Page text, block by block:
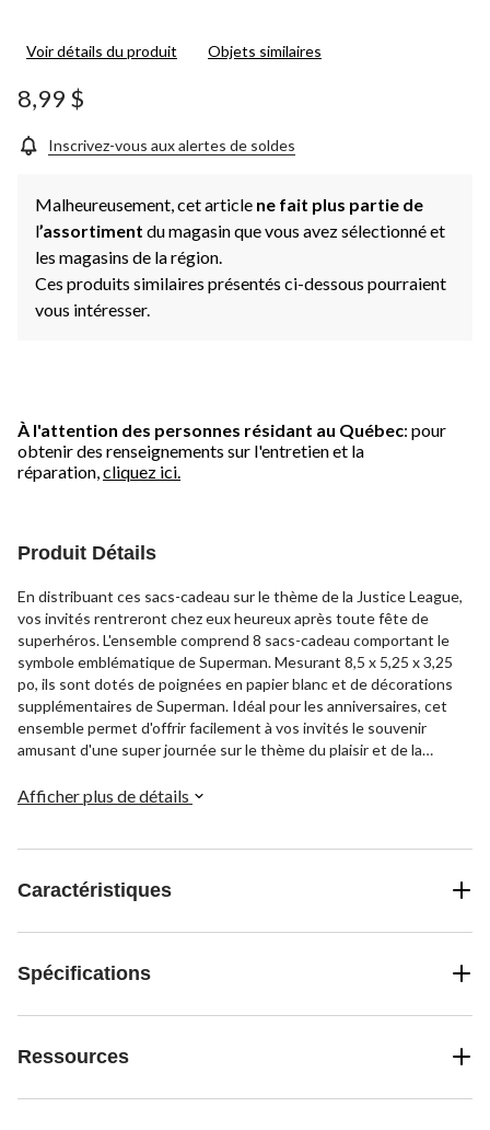
Voir détails du produit Objets similaires
8,99 $
Inscrivez-vous aux alertes de soldes
Malheureusement, cet article ne fait plus partie de
l’assortiment du magasin que vous avez sélectionné et
les magasins de la région.
Ces produits similaires présentés ci-dessous pourraient
vous intéresser.
À l'attention des personnes résidant au Québec: pour
obtenir des renseignements sur l'entretien et la
réparation, cliquez ici.
Produit Détails
En distribuant ces sacs-cadeau sur le thème de la Justice League,
vos invités rentreront chez eux heureux après toute fête de
superhéros. L'ensemble comprend 8 sacs-cadeau comportant le
symbole emblématique de Superman. Mesurant 8,5 x 5,25 x 3,25
po, ils sont dotés de poignées en papier blanc et de décorations
supplémentaires de Superman. Idéal pour les anniversaires, cet
ensemble permet d'offrir facilement à vos invités le souvenir
amusant d'une super journée sur le thème du plaisir et de la
Afficher plus de détails
Caractéristiques
Spécifications
Ressources